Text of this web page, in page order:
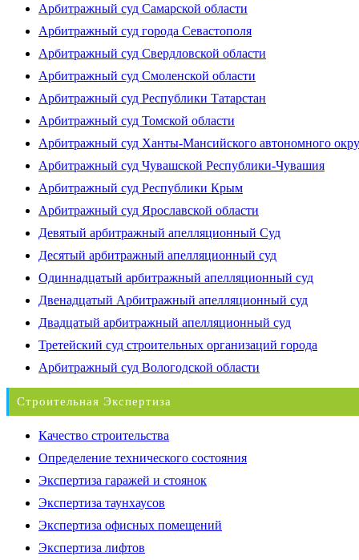
Арбитражный суд Самарской области
Арбитражный суд города Севастополя
Арбитражный суд Свердловской области
Арбитражный суд Смоленской области
Арбитражный суд Республики Татарстан
Арбитражный суд Томской области
Арбитражный суд Ханты-Мансийского автономного
Арбитражный суд Чувашской Республики-Чувашия
Арбитражный суд Республики Крым
Арбитражный суд Ярославской области
Девятый арбитражный апелляционный Суд
Десятый арбитражный апелляционный суд
Одиннадцатый арбитражный апелляционный суд
Двенадцатый Арбитражный апелляционный суд
Двадцатый арбитражный апелляционный суд
Третейский суд строительных организаций города
Арбитражный суд Вологодской области
Строительная Экспертиза
Качество строительства
Определение технического состояния
Экспертиза гаражей и стоянок
Экспертиза таунхаусов
Экспертиза офисных помещений
Экспертиза лифтов